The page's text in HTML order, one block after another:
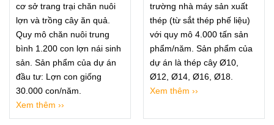
cơ sở trang trại chăn nuôi
lợn và trồng cây ăn quả.
Quy mô chăn nuôi trung
bình 1.200 con lợn nái sinh
sản. Sản phẩm của dự án
đầu tư: Lợn con giống
30.000 con/năm.
Xem thêm ››
trường nhà máy sản xuất
thép (từ sắt thép phế liệu)
với quy mô 4.000 tấn sản
phẩm/năm. Sản phẩm của
dự án là thép cây Ø10,
Ø12, Ø14, Ø16, Ø18.
Xem thêm ››